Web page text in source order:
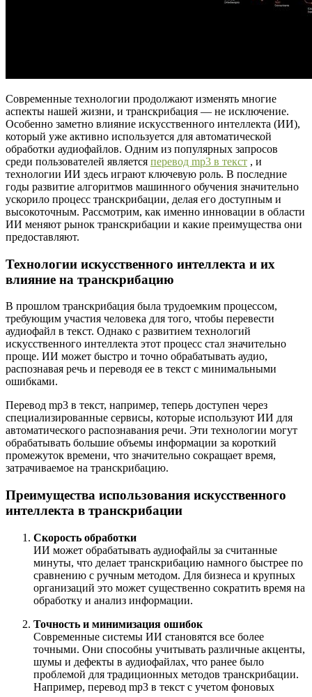
Современные технологии продолжают изменять многие
аспекты нашей жизни, и транскрибация — не исключение.
Особенно заметно влияние искусственного интеллекта (ИИ),
который уже активно используется для автоматической
обработки аудиофайлов. Одним из популярных запросов
среди пользователей является перевод mp3 в текст , и
технологии ИИ здесь играют ключевую роль. В последние
годы развитие алгоритмов машинного обучения значительно
ускорило процесс транскрибации, делая его доступным и
высокоточным. Рассмотрим, как именно инновации в области
ИИ меняют рынок транскрибации и какие преимущества они
предоставляют.
Технологии искусственного интеллекта и их
влияние на транскрибацию
В прошлом транскрибация была трудоемким процессом,
требующим участия человека для того, чтобы перевести
аудиофайл в текст. Однако с развитием технологий
искусственного интеллекта этот процесс стал значительно
проще. ИИ может быстро и точно обрабатывать аудио,
распознавая речь и переводя ее в текст с минимальными
ошибками.
Перевод mp3 в текст, например, теперь доступен через
специализированные сервисы, которые используют ИИ для
автоматического распознавания речи. Эти технологии могут
обрабатывать большие объемы информации за короткий
промежуток времени, что значительно сокращает время,
затрачиваемое на транскрибацию.
Преимущества использования искусственного
интеллекта в транскрибации
Скорость обработки
ИИ может обрабатывать аудиофайлы за считанные
минуты, что делает транскрибацию намного быстрее по
сравнению с ручным методом. Для бизнеса и крупных
организаций это может существенно сократить время на
обработку и анализ информации.
Точность и минимизация ошибок
Современные системы ИИ становятся все более
точными. Они способны учитывать различные акценты,
шумы и дефекты в аудиофайлах, что ранее было
проблемой для традиционных методов транскрибации.
Например, перевод mp3 в текст с учетом фоновых